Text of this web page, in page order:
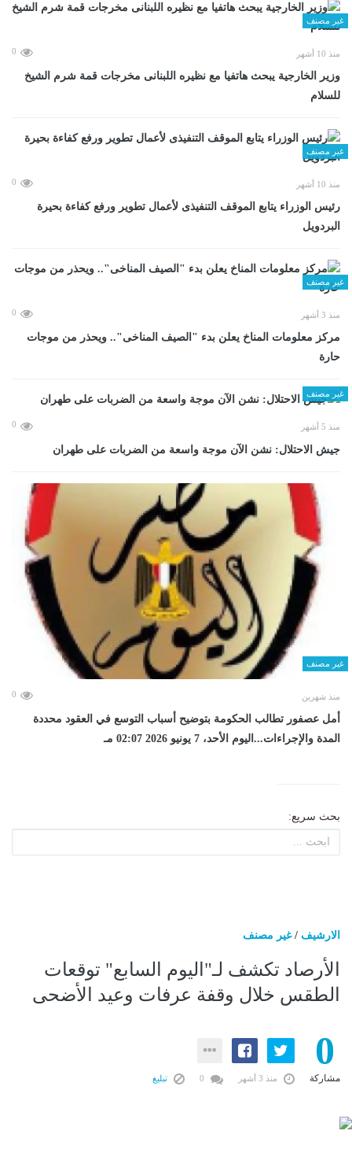
غير مصنف
منذ 10 أشهر 0
وزير الخارجية يبحث هاتفيا مع نظيره اللبنانى مخرجات قمة شرم الشيخ
للسلام
غير مصنف
منذ 10 أشهر 0
رئيس الوزراء يتابع الموقف التنفيذى لأعمال تطوير ورفع كفاءة بحيرة
البردويل
غير مصنف
منذ 3 أشهر 0
مركز معلومات المناخ يعلن بدء "الصيف المناخى".. ويحذر من موجات
حارة
غير مصنف
منذ 5 أشهر 0
جيش الاحتلال: نشن الآن موجة واسعة من الضربات على طهران
غير مصنف
منذ شهرين 0
أمل عصفور تطالب الحكومة بتوضيح أسباب التوسع في العقود محددة
المدة والإجراءات...اليوم الأحد، 7 يونيو 2026 02:07 مـ
بحث سريع:
الارشيف /غير مصنف
الأرصاد تكشف لـ"اليوم السابع" توقعات
الطقس خلال وقفة عرفات وعيد الأضحى
0
مشاركة منذ 3 أشهر تبليغ